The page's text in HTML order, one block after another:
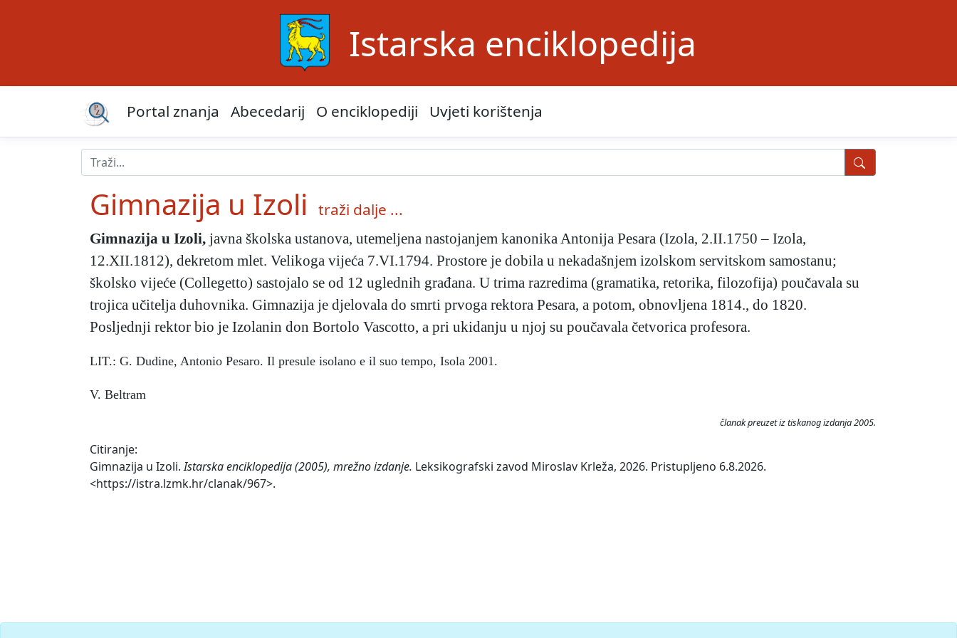
Istarska enciklopedija
Portal znanja Abecedarij O enciklopediji Uvjeti korištenja
Gimnazija u Izoli traži dalje ...
Gimnazija u Izoli, javna školska ustanova, utemeljena nastojanjem kanonika Antonija Pesara (Izola, 2.II.1750 – Izola,
12.XII.1812), dekretom mlet. Velikoga vijeća 7.VI.1794. Prostore je dobila u nekadašnjem izolskom servitskom samostanu;
školsko vijeće (Collegetto) sastojalo se od 12 uglednih građana. U trima razredima (gramatika, retorika, filozofija) poučavala su
trojica učitelja duhovnika. Gimnazija je djelovala do smrti prvoga rektora Pesara, a potom, obnovljena 1814., do 1820.
Posljednji rektor bio je Izolanin don Bortolo Vascotto, a pri ukidanju u njoj su poučavala četvorica profesora.
LIT.: G. Dudine, Antonio Pesaro. Il presule isolano e il suo tempo, Isola 2001.
V. Beltram
članak preuzet iz tiskanog izdanja 2005.
Citiranje:
Gimnazija u Izoli.Istarska enciklopedija (2005), mrežno izdanje. Leksikografski zavod Miroslav Krleža, 2026. Pristupljeno 6.8.2026.
<https://istra.lzmk.hr/clanak/967>.